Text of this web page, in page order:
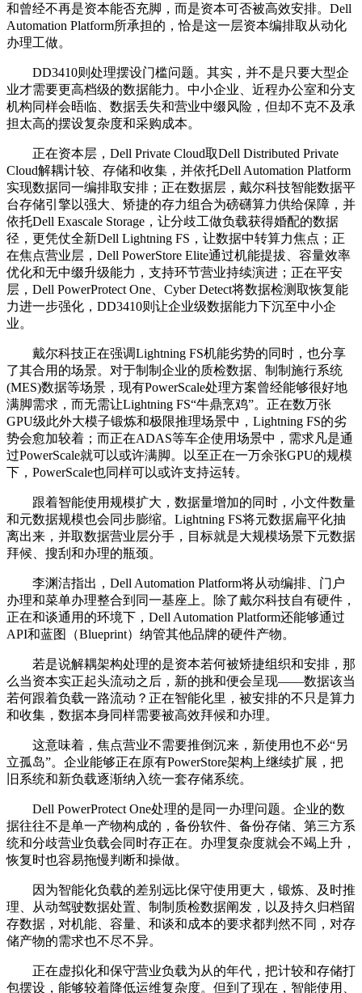
和曾经不再是资本能否充脚，而是资本可否被高效安排。Dell
Automation Platform所承担的，恰是这一层资本编排取从动化
办理工做。
DD3410则处理摆设门槛问题。其实，并不是只要大型企
业才需要更高档级的数据能力。中小企业、近程办公室和分支
机构同样会晤临、数据丢失和营业中缀风险，但却不克不及承
担太高的摆设复杂度和采购成本。
正在资本层，Dell Private Cloud取Dell Distributed Private
Cloud解耦计较、存储和收集，并依托Dell Automation Platform
实现数据同一编排取安排；正在数据层，戴尔科技智能数据平
台存储引擎以强大、矫捷的存力组合为磅礴算力供给保障，并
依托Dell Exascale Storage，让分歧工做负载获得婚配的数据
径，更凭仗全新Dell Lightning FS，让数据中转算力焦点；正
在焦点营业层，Dell PowerStore Elite通过机能提拔、容量效率
优化和无中缀升级能力，支持环节营业持续演进；正在平安
层，Dell PowerProtect One、Cyber Detect将数据检测取恢复能
力进一步强化，DD3410则让企业级数据能力下沉至中小企
业。
戴尔科技正在强调Lightning FS机能劣势的同时，也分享
了其合用的场景。对于制制企业的质检数据、制制施行系统
(MES)数据等场景，现有PowerScale处理方案曾经能够很好地
满脚需求，而无需让Lightning FS“牛鼎烹鸡”。正在数万张
GPU级此外大模子锻炼和极限推理场景中，Lightning FS的劣
势会愈加较着；而正在ADAS等车企使用场景中，需求凡是通
过PowerScale就可以或许满脚。以至正在一万余张GPU的规模
下，PowerScale也同样可以或许支持运转。
跟着智能使用规模扩大，数据量增加的同时，小文件数量
和元数据规模也会同步膨缩。Lightning FS将元数据扁平化抽
离出来，并取数据营业层分手，目标就是大规模场景下元数据
拜候、搜刮和办理的瓶颈。
李渊洁指出，Dell Automation Platform将从动编排、门户
办理和菜单办理整合到同一基座上。除了戴尔科技自有硬件，
正在和谈通用的环境下，Dell Automation Platform还能够通过
API和蓝图（Blueprint）纳管其他品牌的硬件产物。
若是说解耦架构处理的是资本若何被矫捷组织和安排，那
么当资本实正起头流动之后，新的挑和便会呈现——数据该当
若何跟着负载一路流动？正在智能化里，被安排的不只是算力
和收集，数据本身同样需要被高效拜候和办理。
这意味着，焦点营业不需要推倒沉来，新使用也不必“另
立孤岛”。企业能够正在原有PowerStore架构上继续扩展，把
旧系统和新负载逐渐纳入统一套存储系统。
Dell PowerProtect One处理的是同一办理问题。企业的数
据往往不是单一产物构成的，备份软件、备份存储、第三方系
统和分歧营业负载会同时存正在。办理复杂度就会不竭上升，
恢复时也容易拖慢判断和操做。
因为智能化负载的差别远比保守使用更大，锻炼、及时推
理、从动驾驶数据处置、制制质检数据阐发，以及持久归档留
存数据，对机能、容量、和谈和成本的要求都判然不同，对存
储产物的需求也不尽不异。
正在虚拟化和保守营业负载为从的年代，把计较和存储打
包摆设，能够较着降低运维复杂度。但到了现在，智能使用、